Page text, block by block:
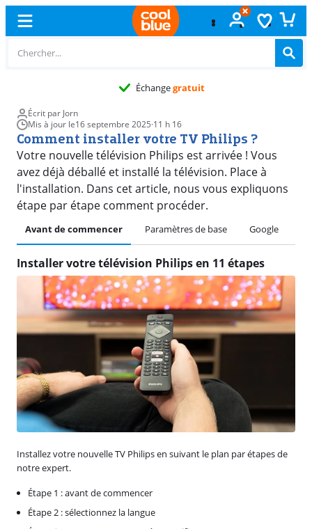
Échangegratuit
Écrit par Jorn
Mis à jour le16 septembre 2025·11 h 16
Comment installer votre TV Philips ?
Votre nouvelle télévision Philips est arrivée ! Vous
avez déjà déballé et installé la télévision. Place à
l'installation. Dans cet article, nous vous expliquons
étape par étape comment procéder.
Avant de commencer Paramètres de base Google
Installer votre télévision Philips en 11 étapes
Installez votre nouvelle TV Philips en suivant le plan par étapes de
notre expert.
Étape 1 : avant de commencer
Étape 2 : sélectionnez la langue